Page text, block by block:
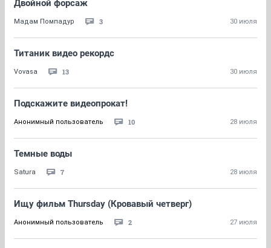
Двойной форсаж
Мадам Помпадур 3 30 июля
Титаник видео рекордс
Vovasa 13 30 июля
Подскажите видеопрокат!
Анонимный пользователь 10 28 июля
Темные воды
Satura 7 28 июля
Ищу фильм Thursday (Кровавый четверг)
Анонимный пользователь 2 27 июля